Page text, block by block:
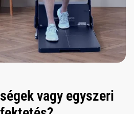
vagy egyszeri